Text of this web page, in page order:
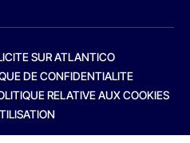
SUR ATLANTICO
DE CONFIDENTIALITE
RELATIVE AUX COOKIES